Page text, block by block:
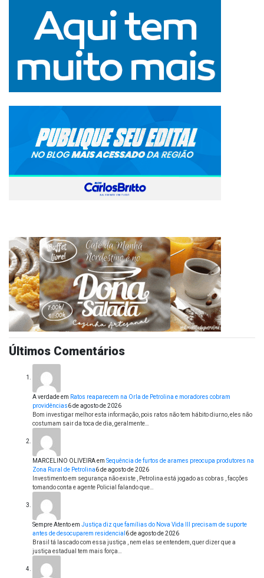
Últimos Comentários
A verdadeem Ratos reaparecem na Orla de Petrolina e moradores cobram
providências6 de agosto de 2026
Bom investigar melhor esta informação, pois ratos não tem hábito diurno, eles não
costumam sair da toca de dia, geralmente…
MARCELINO OLIVEIRAem Sequência de furtos de arames preocupa produtores na
Zona Rural de Petrolina6 de agosto de 2026
Investimento em segurança não existe , Petrolina está jogado as cobras , facções
tomando conta e agente Policial falando que…
Sempre Atentoem Justiça diz que famílias do Nova Vida III precisam de suporte
antes de desocuparem residencial 6 de agosto de 2026
Brasil tá lascado com essa justiça , nem elas se entendem, quer dizer que a
justiça estadual tem mais força…